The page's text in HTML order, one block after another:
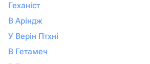
Геханіст
В Аріндж
У Верін Птхні
В Гетамеч